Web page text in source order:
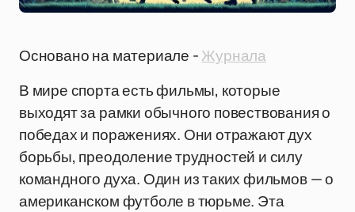
Основано на материале -Журнала
В мире спорта есть фильмы, которые
выходят за рамки обычного повествования о
победах и поражениях. Они отражают дух
борьбы, преодоление трудностей и силу
командного духа. Один из таких фильмов — о
американском футболе в тюрьме. Эта